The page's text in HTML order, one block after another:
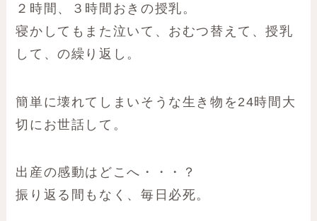
２時間、３時間おきの授乳。
寝かしてもまた泣いて、おむつ替えて、授乳
して、の繰り返し。
簡単に壊れてしまいそうな生き物を24時間大
切にお世話して。
出産の感動はどこへ・・・？
振り返る間もなく、毎日必死。